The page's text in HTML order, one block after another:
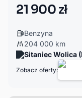
21 900 zł
Benzyna
204 000 km
Sitaniec Wolica
Zobacz oferty: